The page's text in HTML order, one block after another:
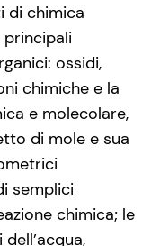
di chimica
principali
ossidi,
chimiche e la
e molecolare,
di mole e sua
semplici
chimica; le